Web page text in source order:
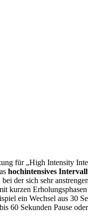
für „High Intensity
hochintensives
der sich sehr
kurzen
ein Wechsel aus 30
60 Sekunden Pause